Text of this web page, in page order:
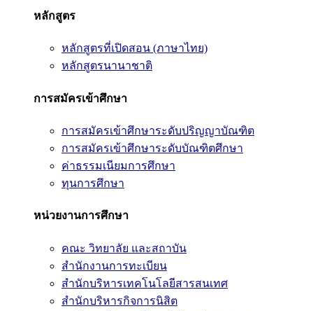
หลักสูตร
หลักสูตรที่เปิดสอน (ภาษาไทย)
หลักสูตรนานาชาติ
การสมัครเข้าศึกษา
การสมัครเข้าศึกษาระดับปริญญาบัณฑิต
การสมัครเข้าศึกษาระดับบัณฑิตศึกษา
ค่าธรรมเนียมการศึกษา
ทุนการศึกษา
หน่วยงานการศึกษา
คณะ วิทยาลัย และสถาบัน
สำนักงานการทะเบียน
สำนักบริหารเทคโนโลยีสารสนเทศ
สำนักบริหารกิจการนิสิต